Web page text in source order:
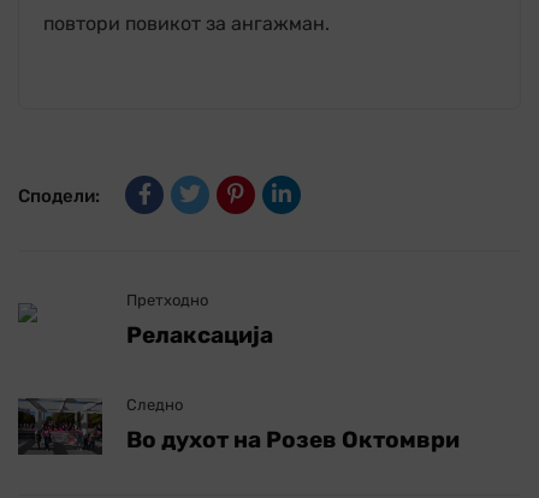
повтори повикот за ангажман.
Сподели:
Претходно
Релаксација
Следно
Во духот на Розев Октомври